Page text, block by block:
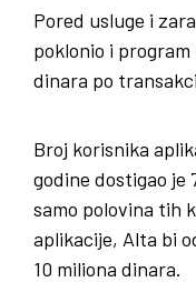
Pored usluge i
poklonio i
dinara po
Broj korisnika
godine dostigao je
samo polovina tih
aplikacije, Alta bi
10 miliona dinara.